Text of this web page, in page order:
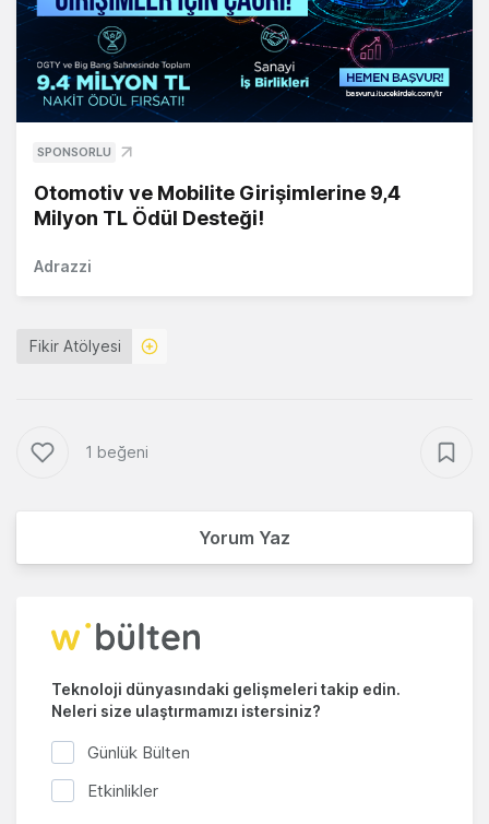
SPONSORLU
Otomotiv ve Mobilite Girişimlerine 9,4
Milyon TL Ödül Desteği!
Adrazzi
Fikir Atölyesi
1 beğeni
Yorum Yaz
Teknoloji dünyasındaki gelişmeleri takip edin.
Neleri size ulaştırmamızı istersiniz?
Günlük Bülten
Etkinlikler